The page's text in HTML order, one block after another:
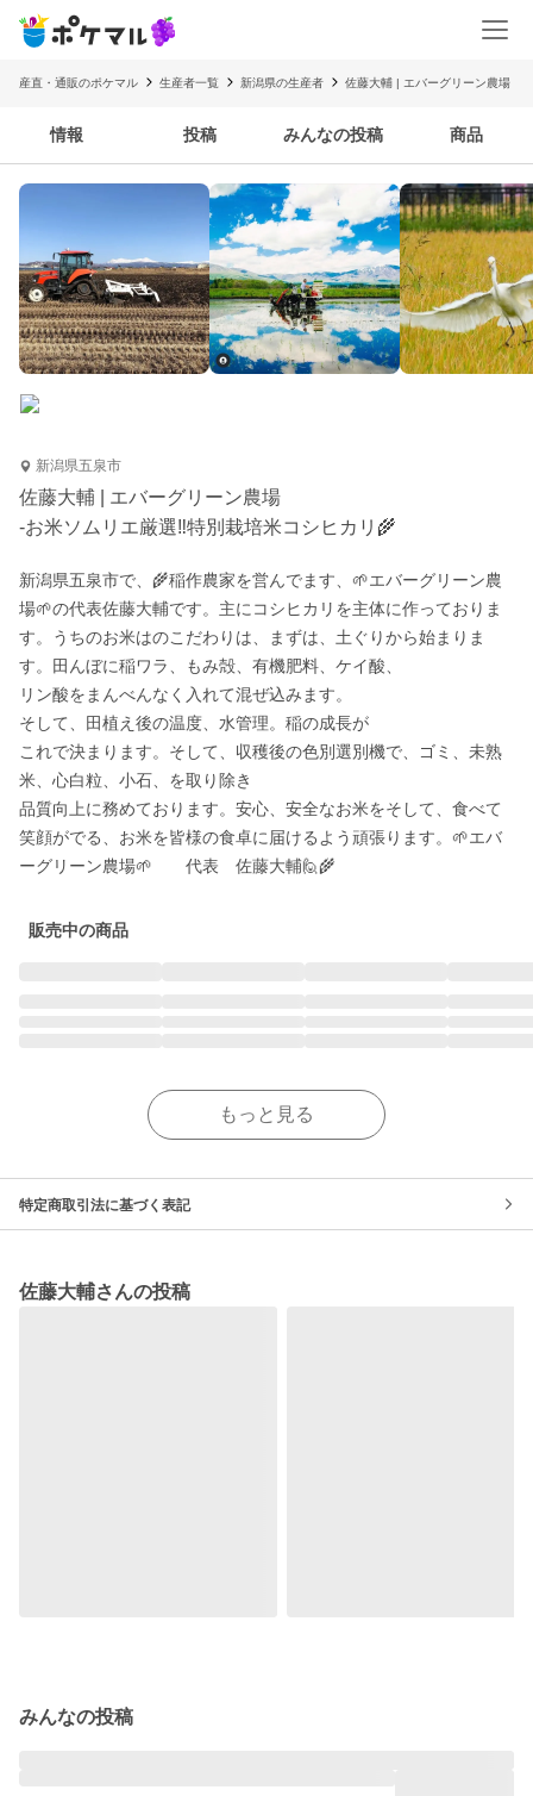
産直・通販のポケマル 生産者一覧 新潟県の生産者 佐藤大輔 | エバーグリーン農場
情報 投稿 みんなの投稿 商品
新潟県五泉市
佐藤大輔 | エバーグリーン農場
-お米ソムリエ厳選‼️特別栽培米コシヒカリ🌾
新潟県五泉市で、🌾稲作農家を営んでます、🌱エバーグリーン農
場🌱の代表佐藤大輔です。主にコシヒカリを主体に作っておりま
す。うちのお米はのこだわりは、まずは、土ぐりから始まりま
す。田んぼに稲ワラ、もみ殻、有機肥料、ケイ酸、
リン酸をまんべんなく入れて混ぜ込みます。
そして、田植え後の温度、水管理。稲の成長が
これで決まります。そして、収穫後の色別選別機で、ゴミ、未熟
米、心白粒、小石、を取り除き
品質向上に務めております。安心、安全なお米をそして、食べて
笑顔がでる、お米を皆様の食卓に届けるよう頑張ります。🌱エバ
ーグリーン農場🌱　　代表　佐藤大輔🙋🌾
販売中の商品
もっと見る
特定商取引法に基づく表記
佐藤大輔さんの投稿
みんなの投稿